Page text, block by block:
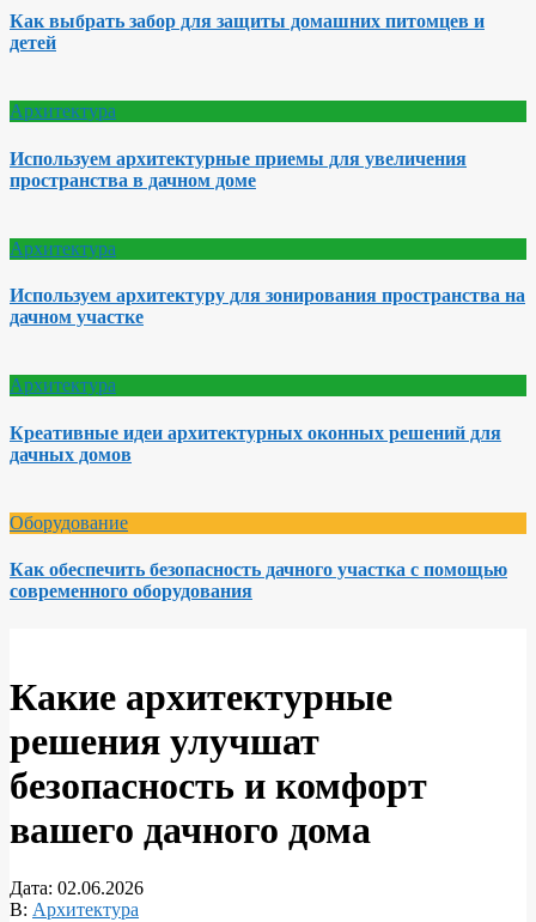
Как выбрать забор для защиты домашних питомцев и
детей
Архитектура
Используем архитектурные приемы для увеличения
пространства в дачном доме
Архитектура
Используем архитектуру для зонирования пространства на
дачном участке
Архитектура
Креативные идеи архитектурных оконных решений для
дачных домов
Оборудование
Как обеспечить безопасность дачного участка с помощью
современного оборудования
Какие архитектурные
решения улучшат
безопасность и комфорт
вашего дачного дома
Дата: 02.06.2026
В: Архитектура